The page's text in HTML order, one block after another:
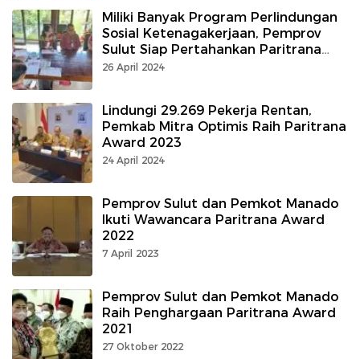
Miliki Banyak Program Perlindungan
Sosial Ketenagakerjaan, Pemprov
Sulut Siap Pertahankan Paritrana
Award
26 April 2024
Lindungi 29.269 Pekerja Rentan,
Pemkab Mitra Optimis Raih Paritrana
Award 2023
24 April 2024
Pemprov Sulut dan Pemkot Manado
Ikuti Wawancara Paritrana Award
2022
7 April 2023
Pemprov Sulut dan Pemkot Manado
Raih Penghargaan Paritrana Award
2021
27 Oktober 2022